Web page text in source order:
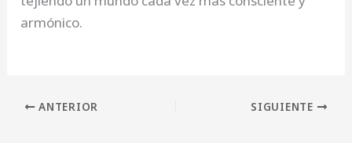
armónico.
ANTERIOR SIGUIENTE